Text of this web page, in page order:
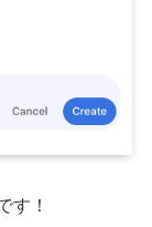
す！